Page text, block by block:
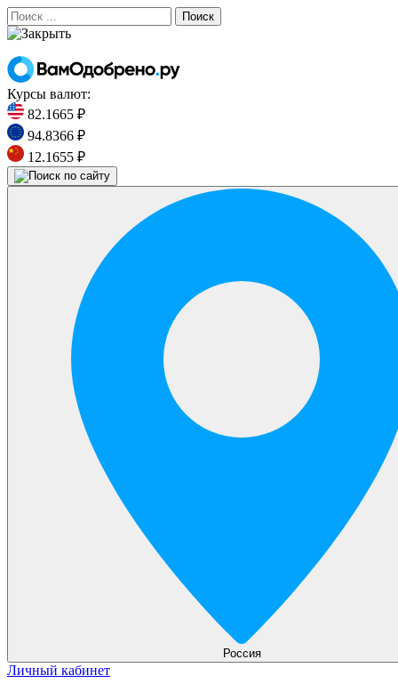
Поиск
Курсы валют:
82.1665 ₽
94.8366 ₽
12.1655 ₽
Россия
Личный кабинет